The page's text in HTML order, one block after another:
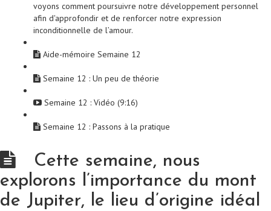
voyons comment poursuivre notre développement personnel
afin d'approfondir et de renforcer notre expression
inconditionnelle de l’amour.
Aide-mémoire Semaine 12
Semaine 12 : Un peu de théorie
Semaine 12 : Vidéo (9:16)
Semaine 12 : Passons à la pratique
Cette semaine, nous
explorons l’importance du mont
de Jupiter, le lieu d’origine idéal